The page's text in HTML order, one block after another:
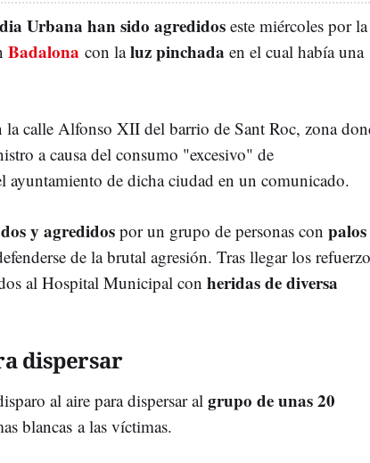
Urbana han sido agredidoseste miércoles por la
Badalona con laluz pinchada en el cual había una
calle Alfonso XII del barrio de Sant Roc, zona
a causa del consumo "excesivo" de
ayuntamiento de dicha ciudad en un comunicado.
y agredidospor un grupo de personas con
de la brutal agresión. Tras llegar los
al Hospital Municipal con heridas de diversa
dispersar
al aire para dispersar al grupo de unas 20
blancas a las víctimas.